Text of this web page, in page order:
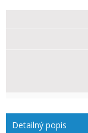
Detailný popis